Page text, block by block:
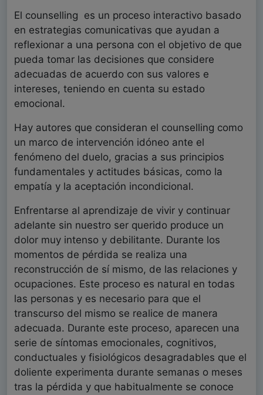
El counselling es un proceso interactivo basado
en estrategias comunicativas que ayudan a
reflexionar a una persona con el objetivo de que
pueda tomar las decisiones que considere
adecuadas de acuerdo con sus valores e
intereses, teniendo en cuenta su estado
emocional.
Hay autores que consideran el counselling como
un marco de intervención idóneo ante el
fenómeno del duelo, gracias a sus principios
fundamentales y actitudes básicas, como la
empatía y la aceptación incondicional.
Enfrentarse al aprendizaje de vivir y continuar
adelante sin nuestro ser querido produce un
dolor muy intenso y debilitante. Durante los
momentos de pérdida se realiza una
reconstrucción de sí mismo, de las relaciones y
ocupaciones. Este proceso es natural en todas
las personas y es necesario para que el
transcurso del mismo se realice de manera
adecuada. Durante este proceso, aparecen una
serie de síntomas emocionales, cognitivos,
conductuales y fisiológicos desagradables que el
doliente experimenta durante semanas o meses
tras la pérdida y que habitualmente se conoce